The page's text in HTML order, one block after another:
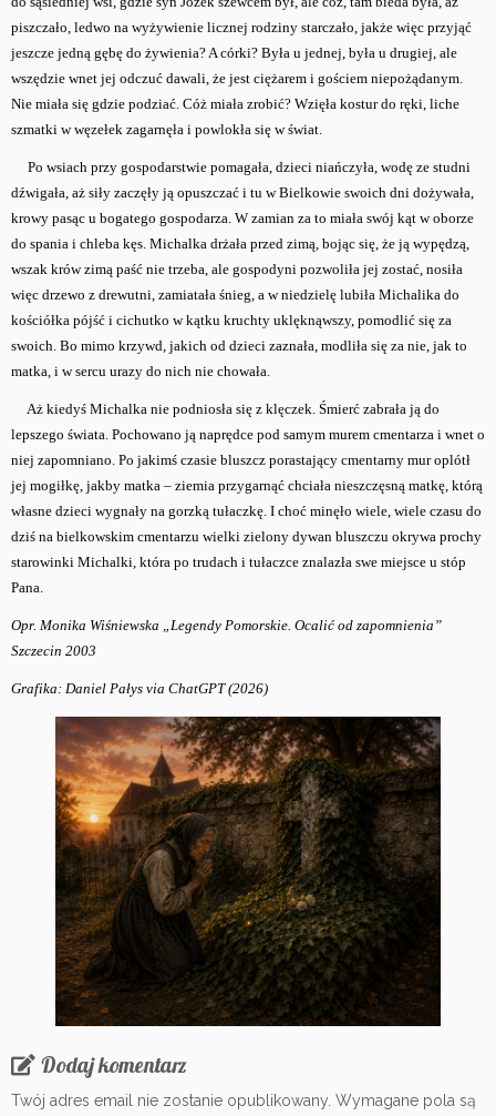
piszczało, ledwo na wyżywienie licznej rodziny starczało, jakże więc przyjąć
jeszcze jedną gębę do żywienia? A córki? Była u jednej, była u drugiej, ale
wszędzie wnet jej odczuć dawali, że jest ciężarem i gościem niepożądanym.
Nie miała się gdzie podziać. Cóż miała zrobić? Wzięła kostur do ręki, liche
szmatki w węzełek zagarnęła i powlokła się w świat.
Po wsiach przy gospodarstwie pomagała, dzieci niańczyła, wodę ze studni
dźwigała, aż siły zaczęły ją opuszczać i tu w Bielkowie swoich dni dożywała,
krowy pasąc u bogatego gospodarza. W zamian za to miała swój kąt w oborze
do spania i chleba kęs. Michalka drżała przed zimą, bojąc się, że ją wypędzą,
wszak krów zimą paść nie trzeba, ale gospodyni pozwoliła jej zostać, nosiła
więc drzewo z drewutni, zamiatała śnieg, a w niedzielę lubiła Michalika do
kościółka pójść i cichutko w kątku kruchty uklęknąwszy, pomodlić się za
swoich. Bo mimo krzywd, jakich od dzieci zaznała, modliła się za nie, jak to
matka, i w sercu urazy do nich nie chowała.
Aż kiedyś Michalka nie podniosła się z klęczek. Śmierć zabrała ją do
lepszego świata. Pochowano ją naprędce pod samym murem cmentarza i wnet o
niej zapomniano. Po jakimś czasie bluszcz porastający cmentarny mur oplótł
jej mogiłkę, jakby matka – ziemia przygarnąć chciała nieszczęsną matkę, którą
własne dzieci wygnały na gorzką tułaczkę. I choć minęło wiele, wiele czasu do
dziś na bielkowskim cmentarzu wielki zielony dywan bluszczu okrywa prochy
starowinki Michalki, która po trudach i tułaczce znalazła swe miejsce u stóp
Pana.
Opr. Monika Wiśniewska „Legendy Pomorskie. Ocalić od zapomnienia”
Szczecin 2003
Grafika: Daniel Pałys via ChatGPT (2026)
Dodaj komentarz
Twój adres email nie zostanie opublikowany. Wymagane pola są